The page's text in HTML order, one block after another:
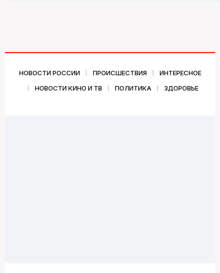
НОВОСТИ РОССИИ ПРОИСШЕСТВИЯ
ИНТЕРЕСНОЕ
НОВОСТИ КИНО И ТВ
ПОЛИТИКА ЗДОРОВЬЕ